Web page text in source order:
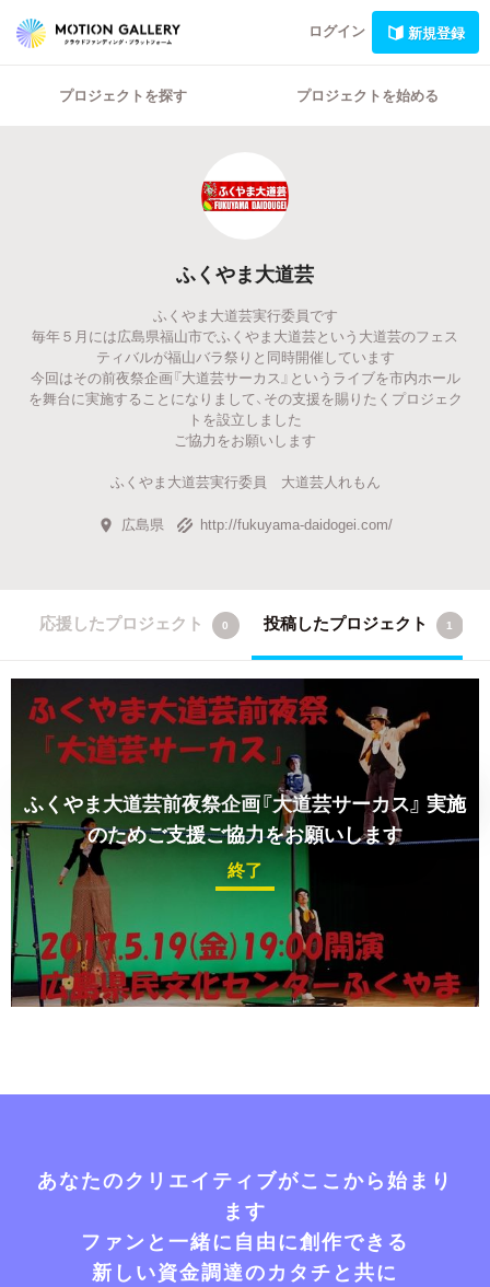
ログイン 新規登録
プロジェクトを探す プロジェクトを始める
ふくやま大道芸
ふくやま大道芸実行委員です
毎年５月には広島県福山市でふくやま大道芸という大道芸のフェス
ティバルが福山バラ祭りと同時開催しています
今回はその前夜祭企画『大道芸サーカス』というライブを市内ホール
を舞台に実施することになりまして、その支援を賜りたくプロジェク
トを設立しました
ご協力をお願いします
ふくやま大道芸実行委員 大道芸人れもん
広島県 http://fukuyama-daidogei.com/
応援したプロジェクト 0 投稿したプロジェクト 1
ふくやま大道芸前夜祭企画『大道芸サーカス』 実施
のためご支援ご協力をお願いします
終了
あなたのクリエイティブがここから始まり
ます
ファンと一緒に自由に創作できる
新しい資金調達のカタチと共に